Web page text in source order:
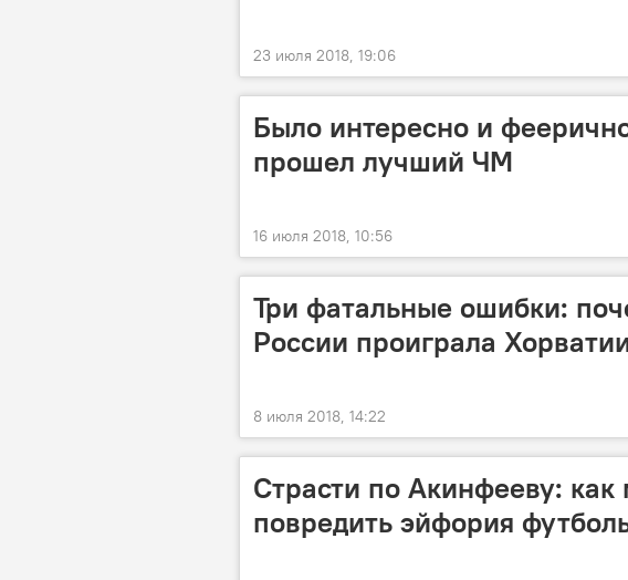
23 июля 2018, 19:06
Было интересно и
прошел лучший ЧМ
16 июля 2018, 10:56
Три фатальные ошибки:
России проиграла
8 июля 2018, 14:22
Страсти по Акинфееву: как
повредить эйфория